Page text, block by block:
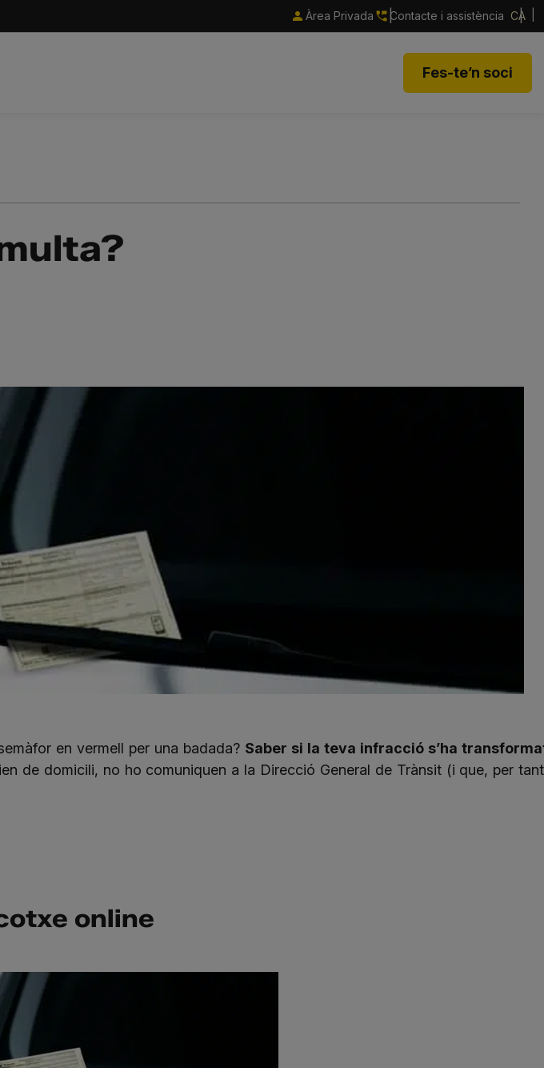
Àrea Privada Contacte i assistència CA
Fes-te’n soci
en vermell per una badada? Saber si la teva infracció s’ha
de domicili, no ho comuniquen a la Direcció General de Trànsit (i que, per
online